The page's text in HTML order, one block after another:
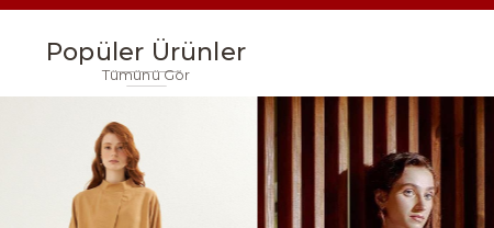
Popüler Ürünler
Tümünü Gör